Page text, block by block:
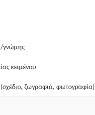
γνώμης
κειμένου
(σχέδιο, ζωγραφιά, φωτογραφία)